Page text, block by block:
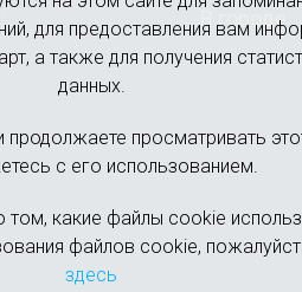
для предоставления вам
а также для получения
данных.
продолжаете просматривать
с его использованием.
какие файлы cookie
файлов cookie,
здесь
В городе